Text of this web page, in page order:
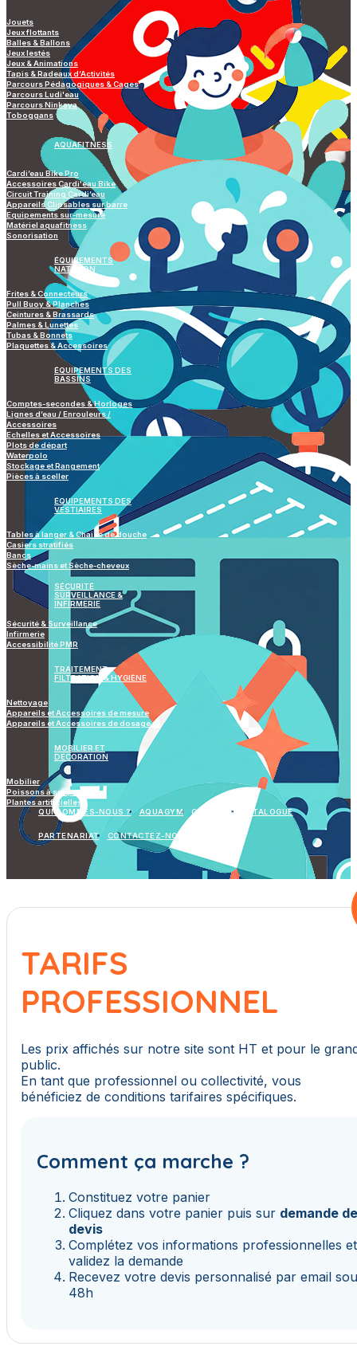
Jouets
Jeux flottants
Balles & Ballons
Jeux lestés
Jeux & Animations
Tapis & Radeaux d’Activités
Parcours Pédagogiques & Cages
Parcours Ludi'eau
Parcours Ninkaya
Toboggans
AQUAFITNESS
Cardi’eau Bike Pro
Accessoires Cardi'eau Bike
Circuit Training Cardi’eau
Appareils Clipsables sur barre
Equipements sur-mesure
Matériel aquafitness
Sonorisation
ÉQUIPEMENTS
NATATION
Frites & Connecteurs
Pull Buoy & Planches
Ceintures & Brassards
Palmes & Lunettes
Tubas & Bonnets
Plaquettes & Accessoires
ÉQUIPEMENTS DES
BASSINS
Comptes-secondes & Horloges
Lignes d’eau / Enrouleurs /
Accessoires
Echelles et Accessoires
Plots de départ
Waterpolo
Stockage et Rangement
Pièces à sceller
ÉQUIPEMENTS DES
VESTIAIRES
Tables à langer & Chaise de douche
Casiers stratifiés
Bancs
Sèche-mains et Sèche-cheveux
SÉCURITÉ
SURVEILLANCE &
INFIRMERIE
Sécurité & Surveillance
Infirmerie
Accessibilité PMR
TRAITEMENT
FILTRATION & HYGIÈNE
Nettoyage
Appareils et Accessoires de mesure
Appareils et Accessoires de dosage
MOBILIER ET
DECORATION
Mobilier
Poissons à suspendre
Plantes artificielles
QUI SOMMES-NOUS ?
AQUAGYM GALERIES CATALOGUE
PARTENARIAT CONTACTEZ-NOUS
TARIFS
PROFESSIONNEL
Les prix affichés sur notre site sont HT et pour le
public.
En tant que professionnel ou collectivité, vous
bénéficiez de conditions tarifaires spécifiques.
Comment ça marche ?
Constituez votre panier
Cliquez dans votre panier puis sur demande
devis
Complétez vos informations professionnelles et
validez la demande
Recevez votre devis personnalisé par email
48h